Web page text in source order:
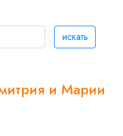
искать
и Марии